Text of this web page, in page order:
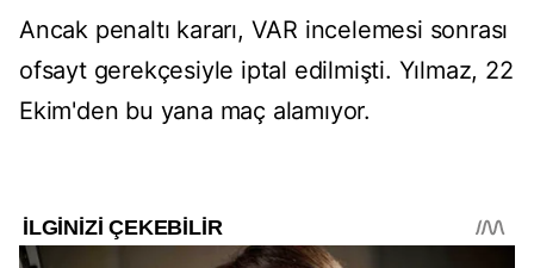
Ancak penaltı kararı, VAR incelemesi sonrası
ofsayt gerekçesiyle iptal edilmişti. Yılmaz, 22
Ekim'den bu yana maç alamıyor.